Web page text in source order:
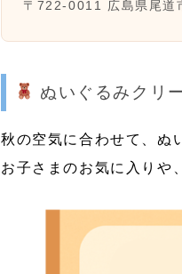
〒722-0011 広島県尾道
ぬいぐるみクリ
秋の空気に合わせて、ぬ
お子さまのお気に入りや